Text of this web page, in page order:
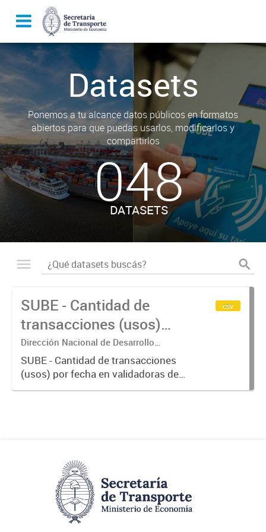
Datasets
Ponemos a tu alcance datos públicos en formatos
abiertos para que puedas usarlos, modificarlos y
compartirlos
048
DATASETS
SUBE - Cantidad de
transacciones (usos)
por fecha
Dirección Nacional de Desarrollo
Tecnológico - Ministerio de Transporte.
SUBE - Cantidad de transacciones
(usos) por fecha en validadoras de
la red SUBE.
csv